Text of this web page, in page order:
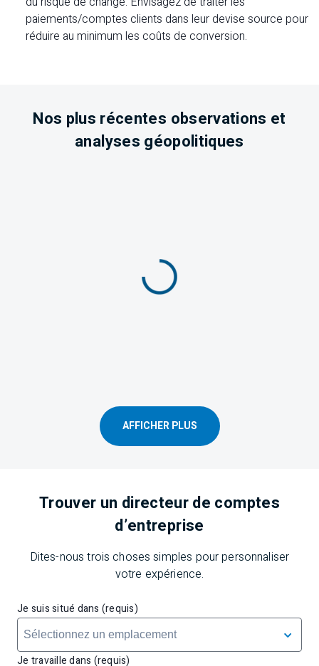
paiements/comptes clients dans leur devise source pour
réduire au minimum les coûts de conversion.
Nos plus récentes observations et
analyses géopolitiques
AFFICHER PLUS
Trouver un directeur de comptes
d’entreprise
Dites-nous trois choses simples pour personnaliser
votre expérience.
Je suis situé dans (requis)
Je travaille dans (requis)